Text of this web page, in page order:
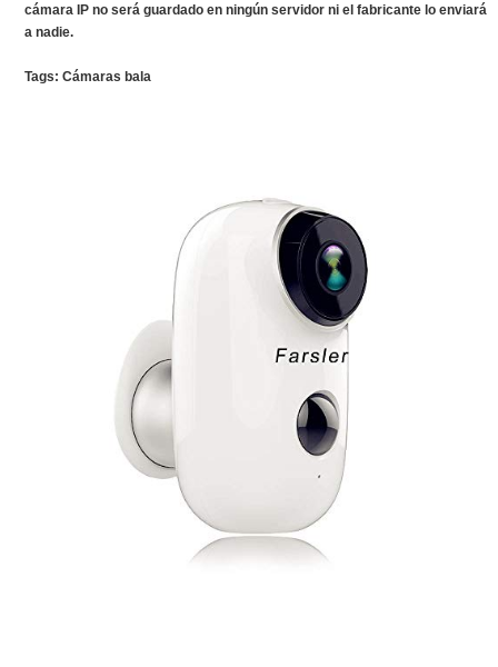
cámara IP no será guardado en ningún servidor ni el fabricante lo enviará
a nadie.
Tags: Cámaras bala